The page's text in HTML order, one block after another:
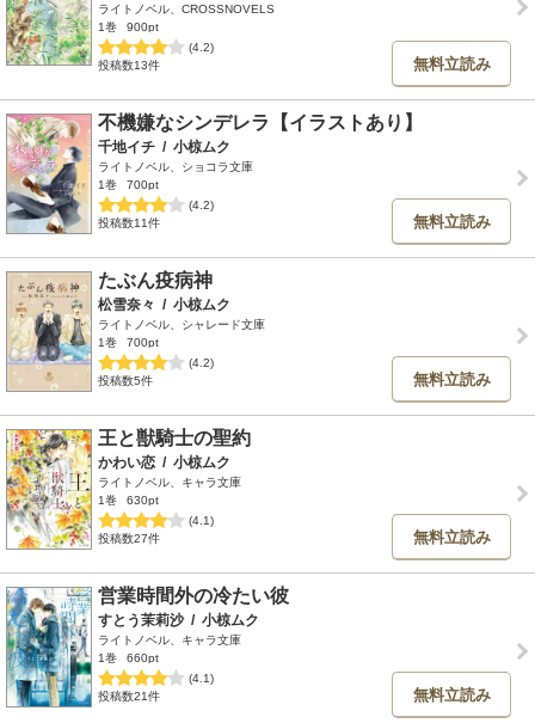
ライトノベル、CROSSNOVELS
1巻
900pt
(4.2)
投稿数13件
無料立読み
不機嫌なシンデレラ【イラストあり】
千地イチ / 小椋ムク
ライトノベル、ショコラ文庫
1巻
700pt
(4.2)
投稿数11件
無料立読み
たぶん疫病神
松雪奈々 / 小椋ムク
ライトノベル、シャレード文庫
1巻
700pt
(4.2)
投稿数5件
無料立読み
王と獣騎士の聖約
かわい恋 / 小椋ムク
ライトノベル、キャラ文庫
1巻
630pt
(4.1)
投稿数27件
無料立読み
営業時間外の冷たい彼
すとう茉莉沙 / 小椋ムク
ライトノベル、キャラ文庫
1巻
660pt
(4.1)
投稿数21件
無料立読み